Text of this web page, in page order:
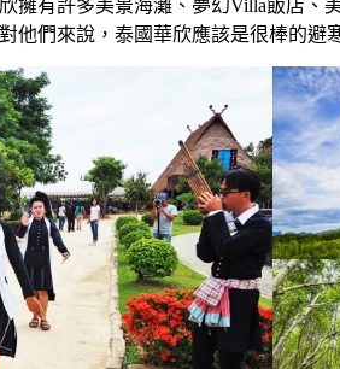
擁有許多美景海灘、夢幻Villa飯店
他們來說，泰國華欣應該是很棒的避